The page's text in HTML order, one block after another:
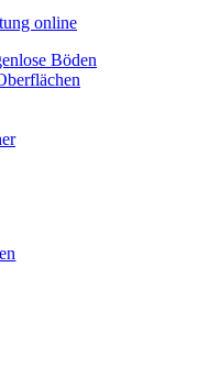
online
Böden